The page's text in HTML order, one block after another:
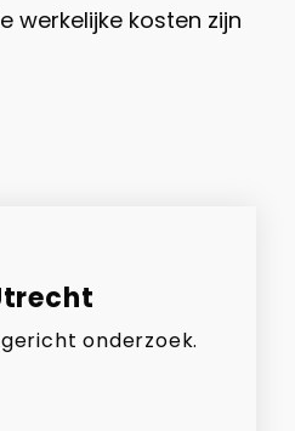
kosten zijn
onderzoek.